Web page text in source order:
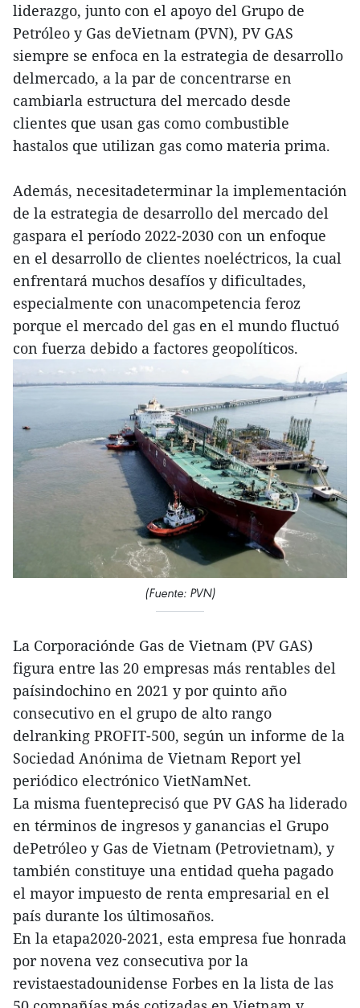
liderazgo, junto con el apoyo del Grupo de
Petróleo y Gas deVietnam (PVN), PV GAS
siempre se enfoca en la estrategia de desarrollo
delmercado, a la par de concentrarse en
cambiarla estructura del mercado desde
clientes que usan gas como combustible
hastalos que utilizan gas como materia prima.
Además, necesitadeterminar la implementación
de la estrategia de desarrollo del mercado del
gaspara el período 2022-2030 con un enfoque
en el desarrollo de clientes noeléctricos, la cual
enfrentará muchos desafíos y dificultades,
especialmente con unacompetencia feroz
porque el mercado del gas en el mundo fluctuó
con fuerza debido a factores geopolíticos.
(Fuente: PVN)
La Corporaciónde Gas de Vietnam (PV GAS)
figura entre las 20 empresas más rentables del
paísindochino en 2021 y por quinto año
consecutivo en el grupo de alto rango
delranking PROFIT-500, según un informe de la
Sociedad Anónima de Vietnam Report yel
periódico electrónico VietNamNet.
La misma fuenteprecisó que PV GAS ha liderado
en términos de ingresos y ganancias el Grupo
dePetróleo y Gas de Vietnam (Petrovietnam), y
también constituye una entidad queha pagado
el mayor impuesto de renta empresarial en el
país durante los últimosaños.
En la etapa2020-2021, esta empresa fue honrada
por novena vez consecutiva por la
revistaestadounidense Forbes en la lista de las